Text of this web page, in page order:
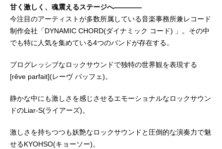
甘く激しく、魂震えるステージへ————
今注目のアーティストが多数所属している音楽事務所兼レコード
制作会社「DYNAMIC CHORD(ダイナミック コード) 」。その中
でも特に人気を集めている4つのバンドが存在する。
プログレッシブなロックサウンドで独特の世界観を表現する
[rêve parfait](レーヴ パッフェ)。
静かな中にも激しさを感じさせるエモーショナルなロックサウン
ドのLiar-S(ライアーズ)。
激しさを持ちつつも妖艶なロックサウンドと圧倒的な演奏力で魅
せるKYOHSO(キョーソー)。